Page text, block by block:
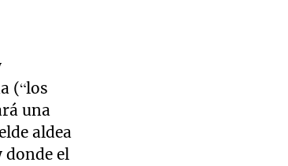
(“los
una
aldea
donde el